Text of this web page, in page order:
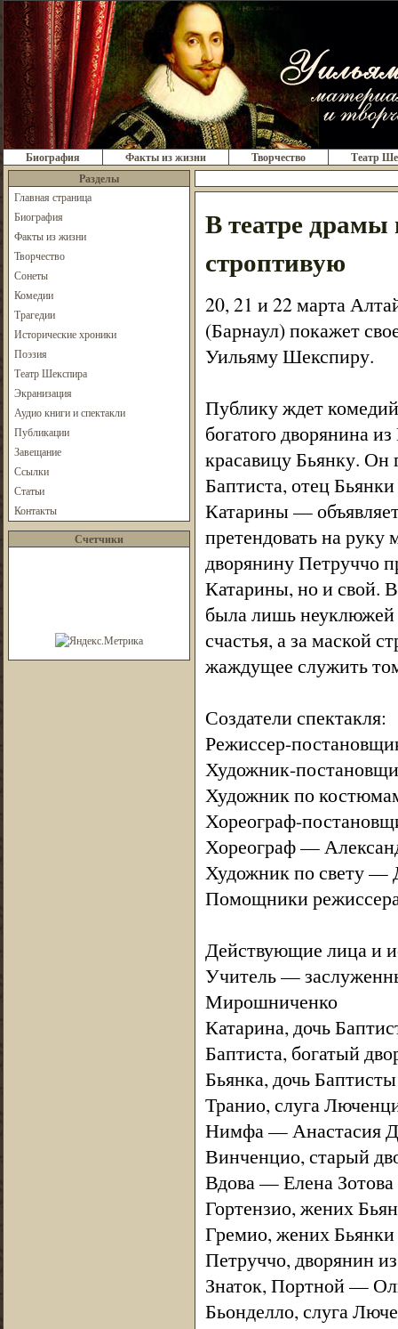
Биография Факты из жизни Творчество
Театр
Разделы
Главная страница
Биография
Факты из жизни
Творчество
Сонеты
Комедии
Трагедии
Исторические хроники
Поэзия
Театр Шекспира
Экранизация
Аудио книги и спектакли
Публикации
Завещание
Ссылки
Статьи
Контакты
Счетчики
В театре
строптивую
20, 21 и 22 марта
(Барнаул) покажет
Уильяму Шекспиру.
Публику ждет
богатого дворянина
красавицу Бьянку. Он
Баптиста, отец
Катарины —
претендовать на
дворянину Петруччо
Катарины, но и свой.
была лишь неуклюжей
счастья, а за маской
жаждущее служить
Создатели спектакля:
Режиссер-
Художник-
Художник по
Хореограф-
Хореограф —
Художник по свету —
Помощники
Действующие лица и
Учитель —
Мирошниченко
Катарина, дочь
Баптиста, богатый
Бьянка, дочь
Транио, слуга
Нимфа — Анастасия
Винченцио, старый
Вдова — Елена Зотова
Гортензио, жених
Гремио, жених
Петруччо, дворянин
Знаток, Портной —
Бьонделло, слуга